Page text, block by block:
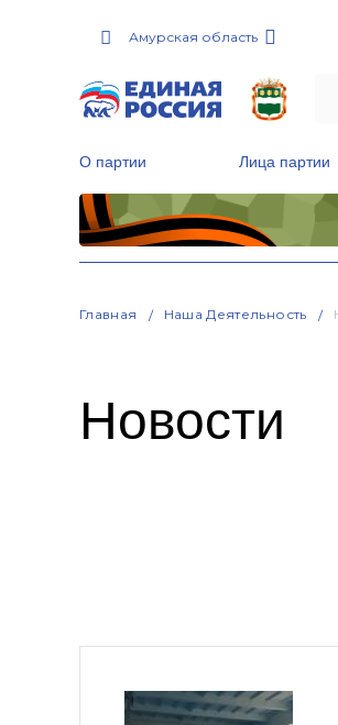
Амурская область
О партии Лица партии
Главная Наша Деятельность
Новости